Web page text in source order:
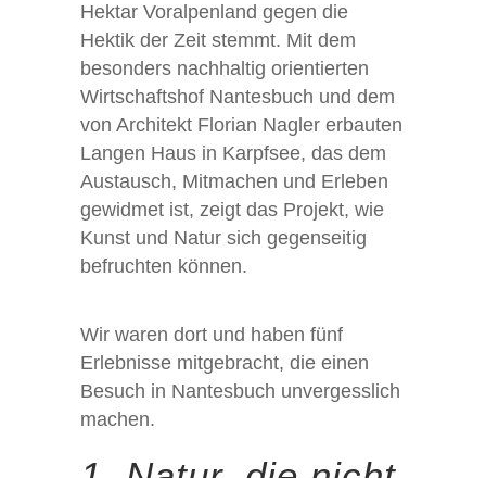
Hektar Voralpenland gegen die
Hektik der Zeit stemmt. Mit dem
besonders nachhaltig orientierten
Wirtschaftshof Nantesbuch und dem
von Architekt Florian Nagler erbauten
Langen Haus in Karpfsee, das dem
Austausch, Mitmachen und Erleben
gewidmet ist, zeigt das Projekt, wie
Kunst und Natur sich gegenseitig
befruchten können.
Wir waren dort und haben fünf
Erlebnisse mitgebracht, die einen
Besuch in Nantesbuch unvergesslich
machen.